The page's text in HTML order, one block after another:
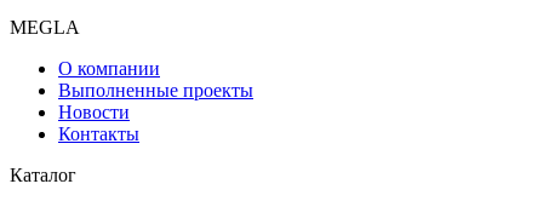
MEGLA
О компании
Выполненные проекты
Новости
Контакты
Каталог